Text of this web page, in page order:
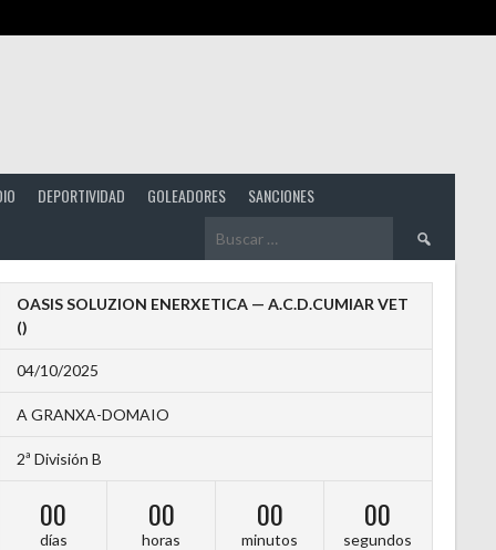
DEPORTIVIDAD GOLEADORES SANCIONES
Buscar:
OASIS SOLUZION ENERXETICA — A.C.D.CUMIAR VET
()
04/10/2025
A GRANXA-DOMAIO
2ª División B
00
días
00
horas
00
minutos
00
segundos